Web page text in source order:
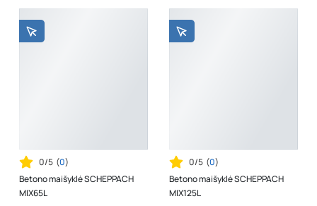
0/5 (0)
Betono maišyklė SCHEPPACH
MIX65L
0/5 (0)
Betono maišyklė SCHEPPACH
MIX125L